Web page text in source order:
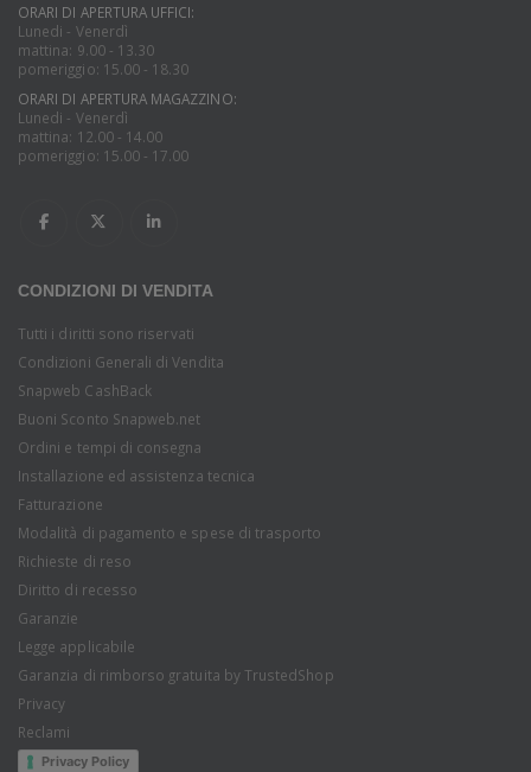
ORARI DI APERTURA UFFICI:
Lunedi - Venerdì
mattina: 9.00 - 13.30
pomeriggio: 15.00 - 18.30
ORARI DI APERTURA MAGAZZINO:
Lunedi - Venerdì
mattina: 12.00 - 14.00
pomeriggio: 15.00 - 17.00
CONDIZIONI DI VENDITA
Tutti i diritti sono riservati
Condizioni Generali di Vendita
Snapweb CashBack
Buoni Sconto Snapweb.net
Ordini e tempi di consegna
Installazione ed assistenza tecnica
Fatturazione
Modalità di pagamento e spese di trasporto
Richieste di reso
Diritto di recesso
Garanzie
Legge applicabile
Garanzia di rimborso gratuita by TrustedShop
Privacy
Reclami
Privacy Policy